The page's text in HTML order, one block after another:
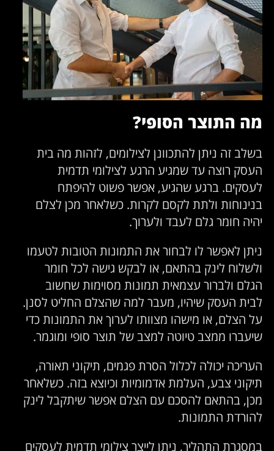
מה התוצר הסופי?
בשלב זה ניתן להתכוונן לצילומים, לזהות מה בית
העסק רוצה עד שמגיע הרגע לצילומי תדמית
לעסקים. ברגע שהגיע, אפשר פשוט להיפתח
בנינוחות ולתת לקסם לקרות. כשלאחר מכן לצלם
יהיה חומר גלם לעבד ולערוך.
ניתן לאפשר לו לבחור את התמונות הטובות לטעמו
ולשלוח לינק בהתאם, או לבקש גישה לכל חומר
הגלם ולברור עצמאית תמונות מסוימות שחשוב
לבית העסק שיהיו, מעבר למה שהצלם החליט לסנן.
על הצלם, או מישהו מצוותו לערוך את התמונות כדי
שיעברו ממצב טיוטה למצב של תוצר סופי ומוגמר.
העריכה יכולה לכלול הסרת פגמים, תיקוני תאורה,
תיקוני צבע, העלמת אדמומיות וכיוצא בזה. כשלאחר
מכן, בהתאם להסכם עם הצלם אפשר שיתקבל לינק
להורדת התמונות.
במסגרת התהליך, ניתן לייצר צילומי תדמית לעסקים